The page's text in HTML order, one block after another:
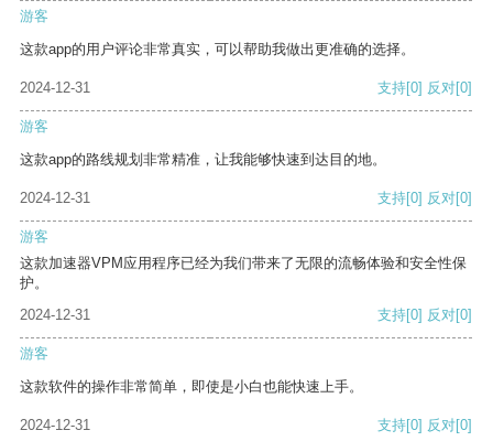
游客
这款app的用户评论非常真实，可以帮助我做出更准确的选择。
2024-12-31 支持[0] 反对[0]
游客
这款app的路线规划非常精准，让我能够快速到达目的地。
2024-12-31 支持[0] 反对[0]
游客
这款加速器VPM应用程序已经为我们带来了无限的流畅体验和安全性保
护。
2024-12-31
支持[0] 反对[0]
游客
这款软件的操作非常简单，即使是小白也能快速上手。
2024-12-31 支持[0] 反对[0]